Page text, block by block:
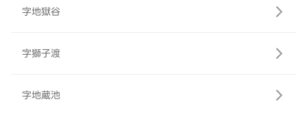
字地獄谷
字獅子渡
字地蔵池